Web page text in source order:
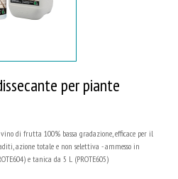
per piante
vino di frutta 100% bassa gradazione, efficace per il
azione totale e non selettiva - ammesso in
e tanica da 5 L (PROTE605)